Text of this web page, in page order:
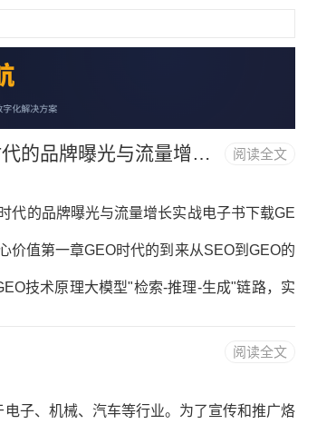
阅读全文
与流量增长实战电子书下载
代的品牌曝光与流量增长实战电子书下载GE
价值第一章GEO时代的到来从SEO到GEO的
技术原理大模型"检索-推理-生成"链路，实
LD实战部署，8大核心Schema类型详解第
阅读全文
子、机械、汽车等行业。为了宣传和推广烙